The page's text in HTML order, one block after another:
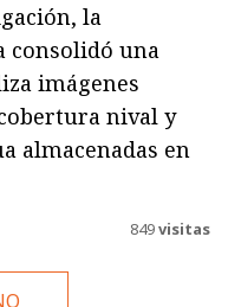
la
consolidó una
imágenes
nival y
almacenadas en
849visitas